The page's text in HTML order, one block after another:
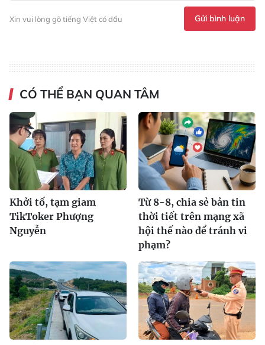
Xin vui lòng gõ tiếng Việt có dấu Gửi bình luận
CÓ THỂ BẠN QUAN TÂM
Khởi tố, tạm giam
TikToker Phượng
Nguyễn
Từ 8-8, chia sẻ bản tin
thời tiết trên mạng xã
hội thế nào để tránh vi
phạm?